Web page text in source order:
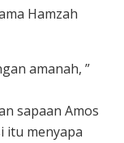
Hamzah
amanah, ”
sapaan Amos
itu menyapa